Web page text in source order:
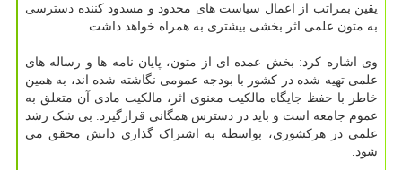
یقین بمراتب از اعمال سیاست های محدود و مسدود کننده دسترسی
به متون علمی اثر بخشی بیشتری به همراه خواهد داشت.
وی اشاره کرد: بخش عمده ای از متون، پایان نامه ها و رساله های
علمی تهیه شده در کشور با بودجه عمومی نگاشته شده اند، به همین
خاطر با حفظ جایگاه مالکیت معنوی اثر، مالکیت مادی آن متعلق به
عموم جامعه است و باید در دسترس همگانی قرارگیرد. بی شک رشد
علمی در هرکشوری، بواسطه به اشتراک گذاری دانش محقق می
شود.